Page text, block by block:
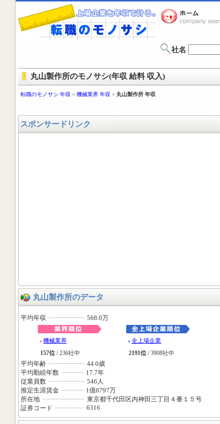
社名
丸山製作所のモノサシ(年収 給料 収入)
転職のモノサシ 年収 > 機械業界 年収 > 丸山製作所 年収
スポンサードリンク
丸山製作所のデータ
平均年収 568.0万
機械業界
157位 / 236社中
全上場企業
2191位 / 3908社中
平均年齢
44.0歳
平均勤続年数
17.7年
従業員数
546人
推定生涯賃金
1億8797万
所在地
東京都千代田区内神田三丁目４番１５号
証券コード
6316